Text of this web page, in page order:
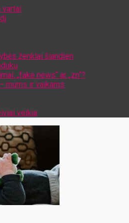
vartai
ženklai šiandien
„fake news“ ar „zn“?
mums ir vaikams
veikia